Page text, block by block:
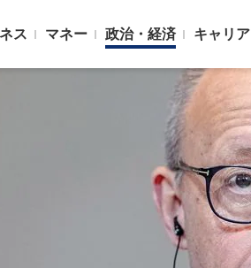
ス マネー 政治・経済 キャリア